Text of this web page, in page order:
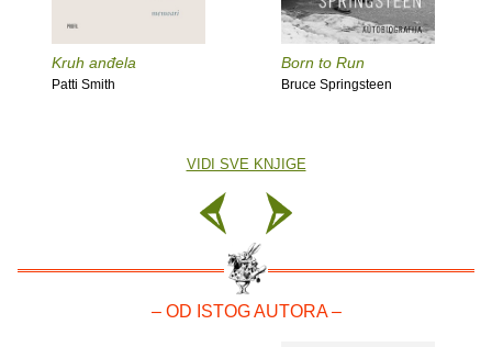
Kruh anđela
Patti Smith
Born to Run
Bruce Springsteen
VIDI SVE KNJIGE
– OD ISTOG AUTORA –